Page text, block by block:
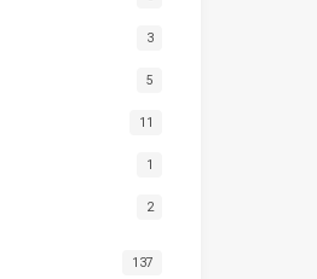
3
5
11
1
2
137